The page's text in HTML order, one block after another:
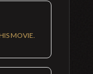
MOVIE.